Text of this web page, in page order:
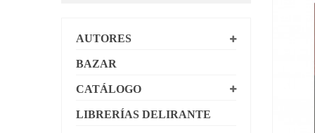
AUTORES
BAZAR
CATÁLOGO
LIBRERÍAS DELIRANTE